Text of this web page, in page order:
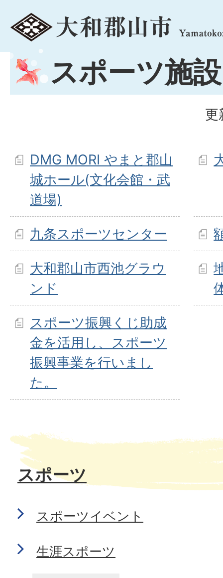
menu
スポーツ施設
更
DMG MORI やまと郡山
城ホール(文化会館・武
道場)
九条スポーツセンター
大和郡山市西池グラウ
ンド
スポーツ振興くじ助成
金を活用し、スポーツ
振興事業を行いまし
た。
スポーツ
スポーツイベント
生涯スポーツ